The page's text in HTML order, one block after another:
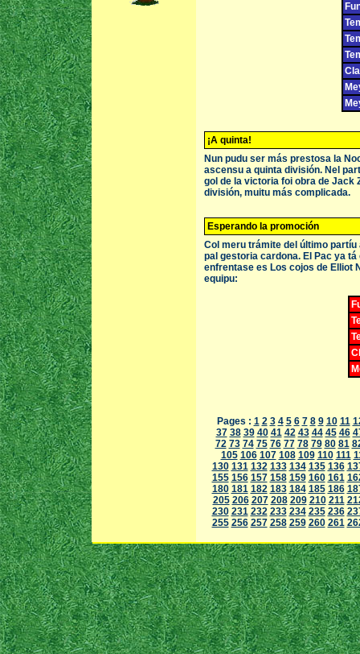
¡A quinta!
Nun pudu ser más prestosa la
ascensu a quinta división. Nel
gol de la victoria foi obra de Jack
división, muitu más complicada.
Esperando la promoción
Col meru trámite del último
pal gestoria cardona. El Pac ya
enfrentase es Los cojos de Elliot
equipu:
Pages : 1 2 3 4 5 6 7 8 9 10 11
37 38 39 40 41 42 43 44 45 46
72 73 74 75 76 77 78 79 80 81
105 106 107 108 109 110 111
130 131 132 133 134 135 136
155 156 157 158 159 160 161
180 181 182 183 184 185 186
205 206 207 208 209 210 211
230 231 232 233 234 235 236
255 256 257 258 259 260 261